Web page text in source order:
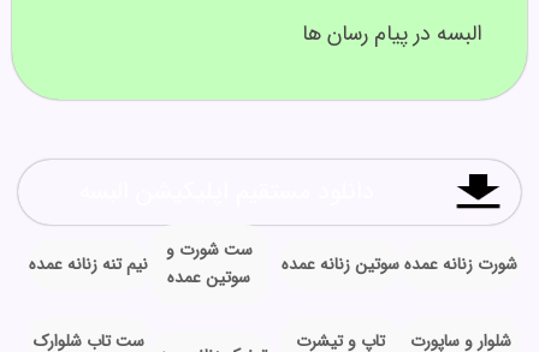
البسه در پیام رسان ها
شورت زنانه عمده سوتین زنانه عمده
ست شورت و
سوتین عمده
نیم تنه زنانه عمده
شلوار و ساپورت
تاپ و تیشرت
ست تاب شلوارک